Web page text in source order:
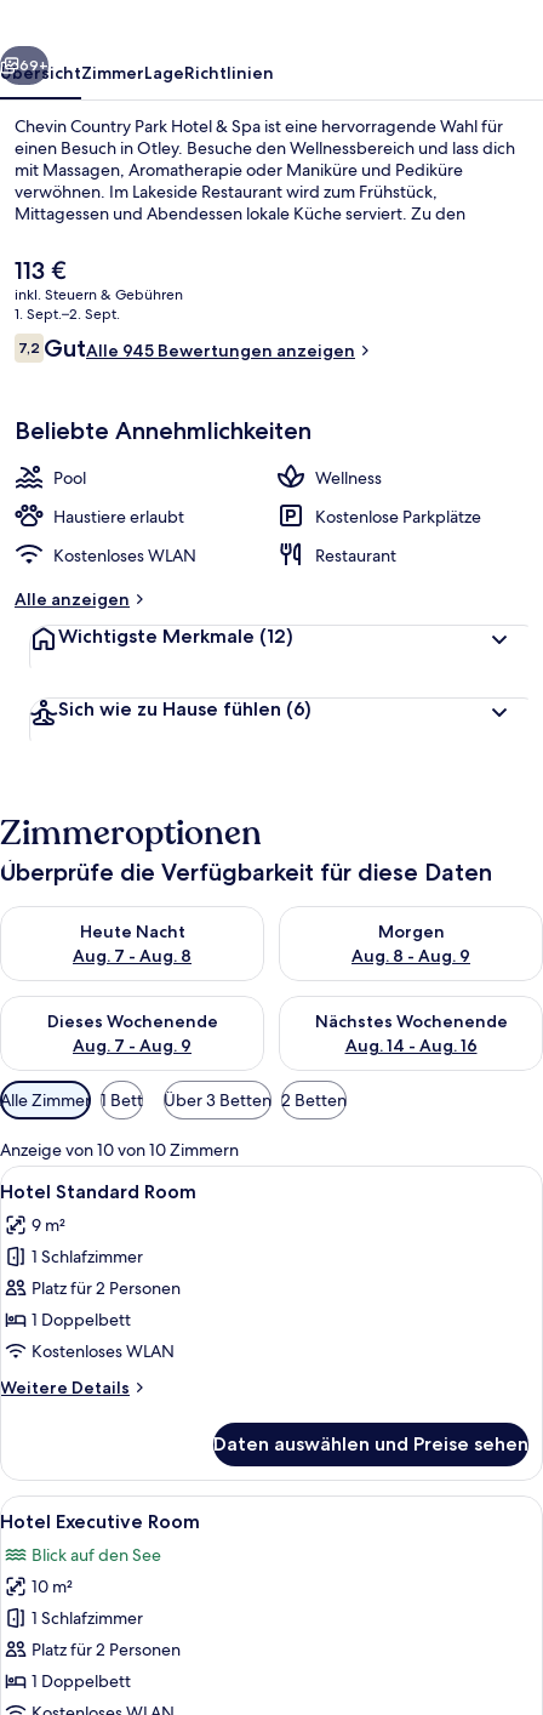
Weiter
69+
ÜbersichtZimmerLageRichtlinien
Chevin Country Park Hotel & Spa ist eine hervorragende Wahl für
einen Besuch in Otley. Besuche den Wellnessbereich und lass dich
mit Massagen, Aromatherapie oder Maniküre und Pediküre
verwöhnen. Im Lakeside Restaurant wird zum Frühstück,
Mittagessen und Abendessen lokale Küche serviert. Zu den
Bar/Lounge. Andere Reisende haben viel Gutes über das
hilfsbereite Personal zu berichten.
Der
aktuelle
Preis
beträgt
113 €.
113 €
inkl. Steuern & Gebühren
1. Sept.–2. Sept.
Bewertungen
7,27,2 von 10.
GutAlle 945 Bewertungen anzeigen
Beliebte Annehmlichkeiten
Pool
Wellness
Haustiere erlaubt
Kostenlose Parkplätze
Kostenloses WLAN
Restaurant
Alle anzeigen
Wichtigste Merkmale (12)
Sich wie zu Hause fühlen (6)
Zimmeroptionen
Überprüfe die Verfügbarkeit für diese Daten
Heute Nacht
Aug. 7 - Aug. 8
Überprüfe die Verfügbarkeit für heute Nacht, Aug. 7 - Aug. 8.
Morgen
Aug. 8 - Aug. 9
Überprüfe die Verfügbarkeit
Dieses Wochenende
Aug. 7 - Aug. 9
Überprüfe die Verfügbarkeit für dieses Wochenende, Aug. 7
Nächstes Wochenende
Aug. 14 - Aug. 16
Überprüfe die Verfügbarkeit
Verfügbare
Filter
für
Zimmer
Alle Zimmer 1 Bett Über 3 Betten 2 Betten
Anzeige von 10 von 10 Zimmern
Alle
Fotos
für
Hotel
Standard
Room
anzeigen
Ein Hotelzimmer mit einem großen
4
Hotel Standard Room
9 m²
1 Schlafzimmer
Platz für 2 Personen
1 Doppelbett
Kostenloses WLAN
Weitere Details
Weitere
Standard
Room
Daten auswählen und Preise sehen
Alle
Fotos
für
Hotel
Executive
Room
anzeigen
Ein Holzhüttenraum mit einem Bett,
3
Hotel Executive Room
Blick auf den See
10 m²
1 Schlafzimmer
Platz für 2 Personen
1 Doppelbett